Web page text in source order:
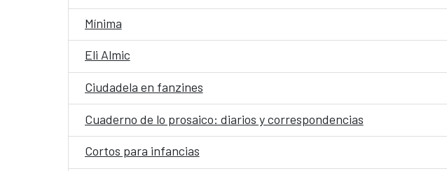
Mínima
Eli Almic
Ciudadela en fanzines
Cuaderno de lo prosaico: diarios y correspondencias
Cortos para infancias